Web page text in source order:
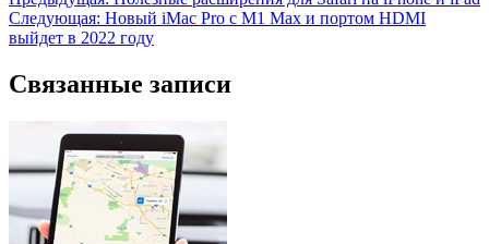
по
Следующая: Новый iMac Pro с M1 Max и портом HDMI
выйдет в 2022 году
Связанные записи